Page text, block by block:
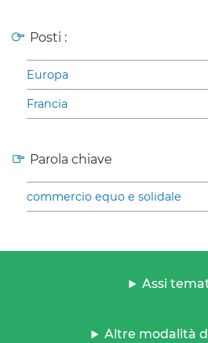
Posti :
Europa
Francia
Parola chiave
commercio equo e solidale
Assi
Altre modalità